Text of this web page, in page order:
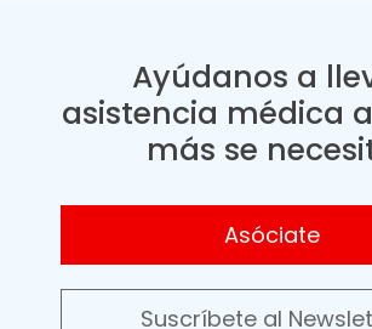
Ayúdanos a
asistencia médica
más se
Asóciate
Suscríbete al